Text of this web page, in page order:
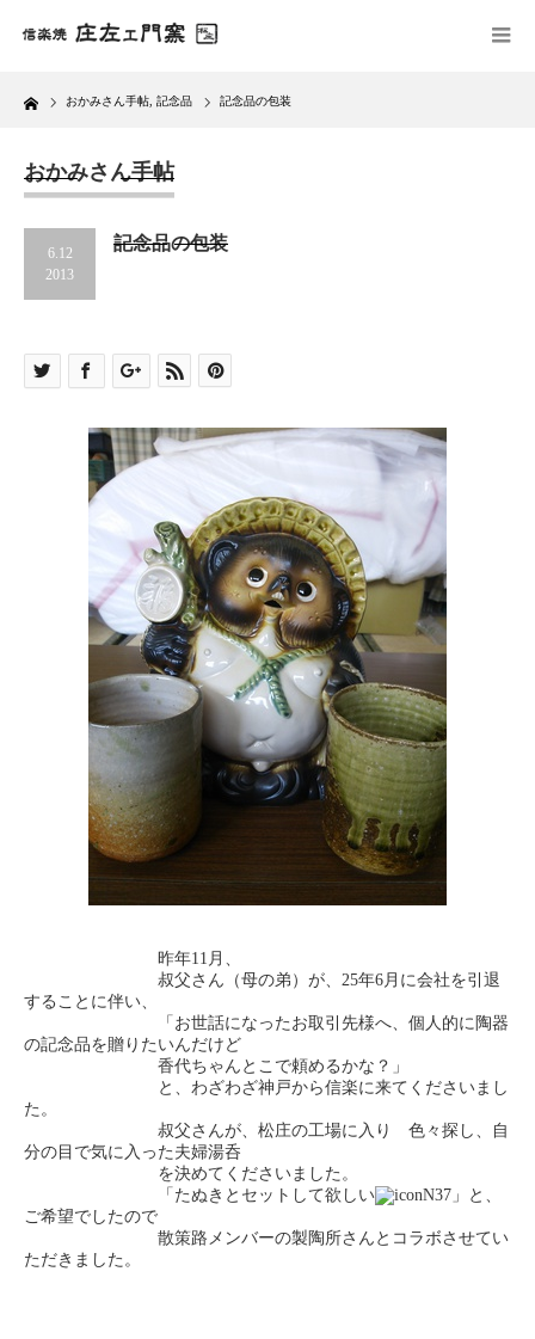
Home おかみさん手帖 記念品 記念品の包装
おかみさん手帖
6.12
2013
記念品の包装
昨年11月、
叔父さん（母の弟）が、25年6月に会社を引退
することに伴い、
「お世話になったお取引先様へ、個人的に陶器
の記念品を贈りたいんだけど
香代ちゃんとこで頼めるかな？」
と、わざわざ神戸から信楽に来てくださいまし
た。
叔父さんが、松庄の工場に入り 色々探し、自
分の目で気に入った夫婦湯呑
を決めてくださいました。
「たぬきとセットして欲しい
」と、
ご希望でしたので
散策路メンバーの製陶所さんとコラボさせてい
ただきました。